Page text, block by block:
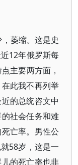
萎缩。这是史
12年俄罗斯每
主要两方面，
此我不再列举
的总统咨文中
社会任务和难
亡率。男性公
58岁，这是一
的死亡率也非